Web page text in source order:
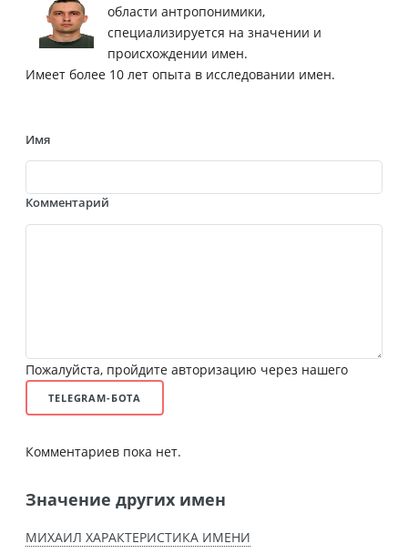
области антропонимики,
специализируется на значении и
происхождении имен.
Имеет более 10 лет опыта в исследовании имен.
Имя
Комментарий
Пожалуйста, пройдите авторизацию через нашего
TELEGRAM-БОТА
Комментариев пока нет.
Значение других имен
МИХАИЛ ХАРАКТЕРИСТИКА ИМЕНИ